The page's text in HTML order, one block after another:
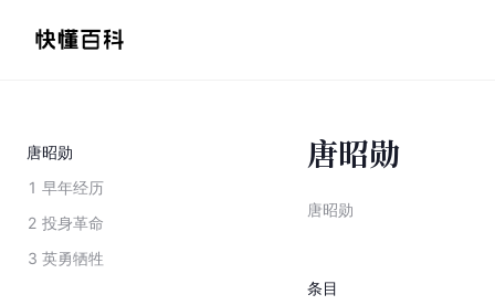
唐昭勋
1 早年经历
2 投身革命
3 英勇牺牲
唐昭勋
唐昭勋
条目